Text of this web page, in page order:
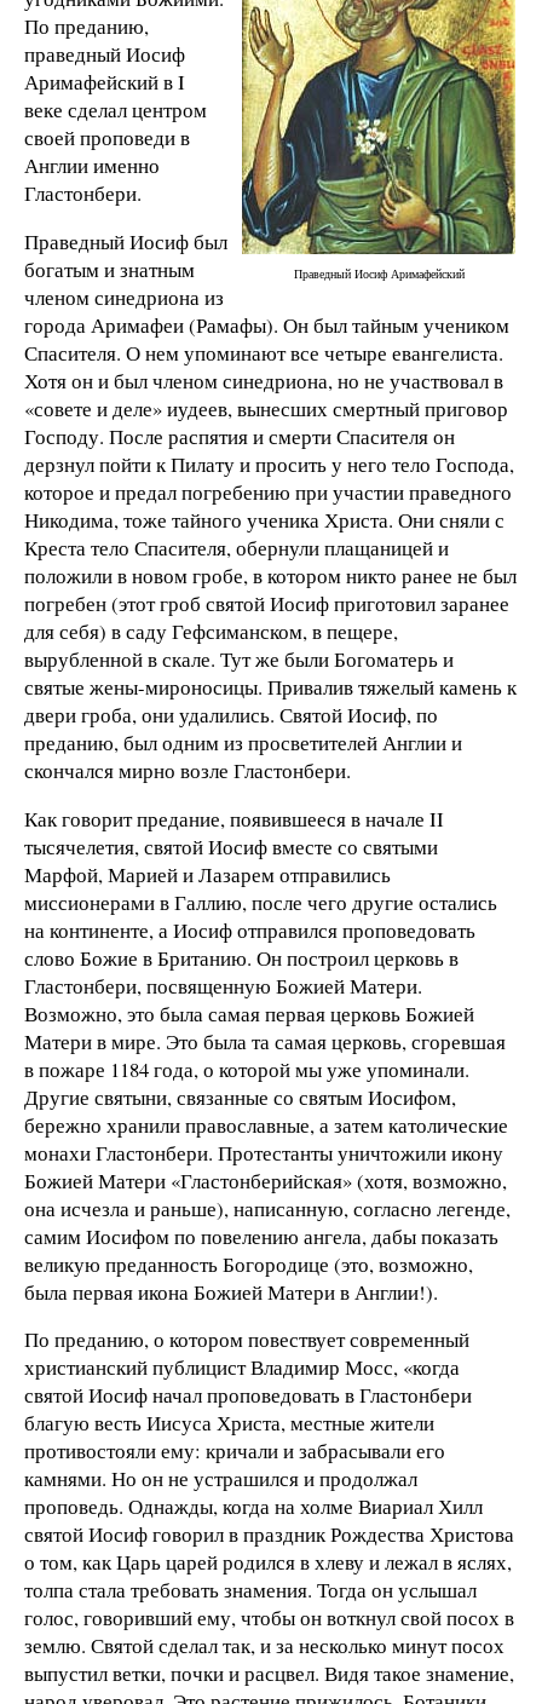
Праведный Иосиф Аримафейский
По преданию,
праведный Иосиф
Аримафейский в I
веке сделал центром
своей проповеди в
Англии именно
Гластонбери.
Праведный Иосиф был
богатым и знатным
членом синедриона из
города Аримафеи (Рамафы). Он был тайным учеником
Спасителя. О нем упоминают все четыре евангелиста.
Хотя он и был членом синедриона, но не участвовал в
«совете и деле» иудеев, вынесших смертный приговор
Господу. После распятия и смерти Спасителя он
дерзнул пойти к Пилату и просить у него тело Господа,
которое и предал погребению при участии праведного
Никодима, тоже тайного ученика Христа. Они сняли с
Креста тело Спасителя, обернули плащаницей и
положили в новом гробе, в котором никто ранее не был
погребен (этот гроб святой Иосиф приготовил заранее
для себя) в саду Гефсиманском, в пещере,
вырубленной в скале. Тут же были Богоматерь и
святые жены-мироносицы. Привалив тяжелый камень к
двери гроба, они удалились. Святой Иосиф, по
преданию, был одним из просветителей Англии и
скончался мирно возле Гластонбери.
Как говорит предание, появившееся в начале II
тысячелетия, святой Иосиф вместе со святыми
Марфой, Марией и Лазарем отправились
миссионерами в Галлию, после чего другие остались
на континенте, а Иосиф отправился проповедовать
слово Божие в Британию. Он построил церковь в
Гластонбери, посвященную Божией Матери.
Возможно, это была самая первая церковь Божией
Матери в мире. Это была та самая церковь, сгоревшая
в пожаре 1184 года, о которой мы уже упоминали.
Другие святыни, связанные со святым Иосифом,
бережно хранили православные, а затем католические
монахи Гластонбери. Протестанты уничтожили икону
Божией Матери «Гластонберийская» (хотя, возможно,
она исчезла и раньше), написанную, согласно легенде,
самим Иосифом по повелению ангела, дабы показать
великую преданность Богородице (это, возможно,
была первая икона Божией Матери в Англии!).
По преданию, о котором повествует современный
христианский публицист Владимир Мосс, «когда
святой Иосиф начал проповедовать в Гластонбери
благую весть Иисуса Христа, местные жители
противостояли ему: кричали и забрасывали его
камнями. Но он не устрашился и продолжал
проповедь. Однажды, когда на холме Виариал Хилл
святой Иосиф говорил в праздник Рождества Христова
о том, как Царь царей родился в хлеву и лежал в яслях,
толпа стала требовать знамения. Тогда он услышал
голос, говоривший ему, чтобы он воткнул свой посох в
землю. Святой сделал так, и за несколько минут посох
выпустил ветки, почки и расцвел. Видя такое знамение,